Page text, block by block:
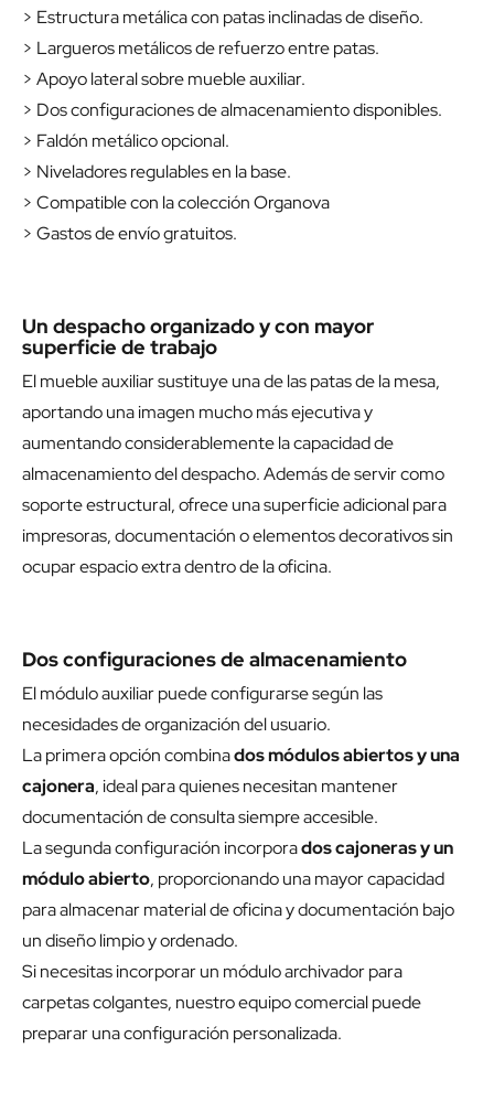
> Estructura metálica con patas inclinadas de diseño.
> Largueros metálicos de refuerzo entre patas.
> Apoyo lateral sobre mueble auxiliar.
> Dos configuraciones de almacenamiento disponibles.
> Faldón metálico opcional.
> Niveladores regulables en la base.
> Compatible con la colección Organova
> Gastos de envío gratuitos.
Un despacho organizado y con mayor
superficie de trabajo
El mueble auxiliar sustituye una de las patas de la mesa,
aportando una imagen mucho más ejecutiva y
aumentando considerablemente la capacidad de
almacenamiento del despacho. Además de servir como
soporte estructural, ofrece una superficie adicional para
impresoras, documentación o elementos decorativos sin
ocupar espacio extra dentro de la oficina.
Dos configuraciones de almacenamiento
El módulo auxiliar puede configurarse según las
necesidades de organización del usuario.
La primera opción combinados módulos abiertos y una
cajonera, ideal para quienes necesitan mantener
documentación de consulta siempre accesible.
La segunda configuración incorporados cajoneras y un
módulo abierto, proporcionando una mayor capacidad
para almacenar material de oficina y documentación bajo
un diseño limpio y ordenado.
Si necesitas incorporar un módulo archivador para
carpetas colgantes, nuestro equipo comercial puede
preparar una configuración personalizada.